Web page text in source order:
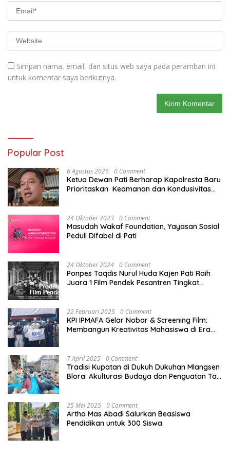
Simpan nama, email, dan situs web saya pada peramban ini
untuk komentar saya berikutnya.
Popular Post
6 Agustus 2026 0 Comment
Ketua Dewan Pati Berharap Kapolresta Baru
Prioritaskan Keamanan dan Kondusivitas
24 Oktober 2023 0 Comment
Masudah Wakaf Foundation, Yayasan Sosial
Peduli Difabel di Pati
24 Oktober 2024 0 Comment
Ponpes Taqdis Nurul Huda Kajen Pati Raih
Juara 1 Film Pendek Pesantren Tingkat
22 Februari 2025 0 Comment
KPI IPMAFA Gelar Nobar & Screening Film:
Membangun Kreativitas Mahasiswa di Era
7 April 2025 0 Comment
Tradisi Kupatan di Dukuh Dukuhan Mlangsen
Blora: Akulturasi Budaya dan Penguatan Tali
25 Mei 2025 0 Comment
Artha Mas Abadi Salurkan Beasiswa
Pendidikan untuk 300 Siswa